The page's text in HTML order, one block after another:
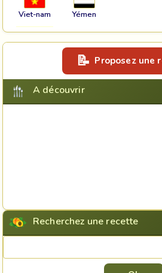
Viet-nam Yémen
Proposez une
A découvrir
Recherchez une recette